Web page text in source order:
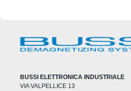
BUSSI ELETTRONICA INDUSTRIALE
VIA VALPELLICE 13